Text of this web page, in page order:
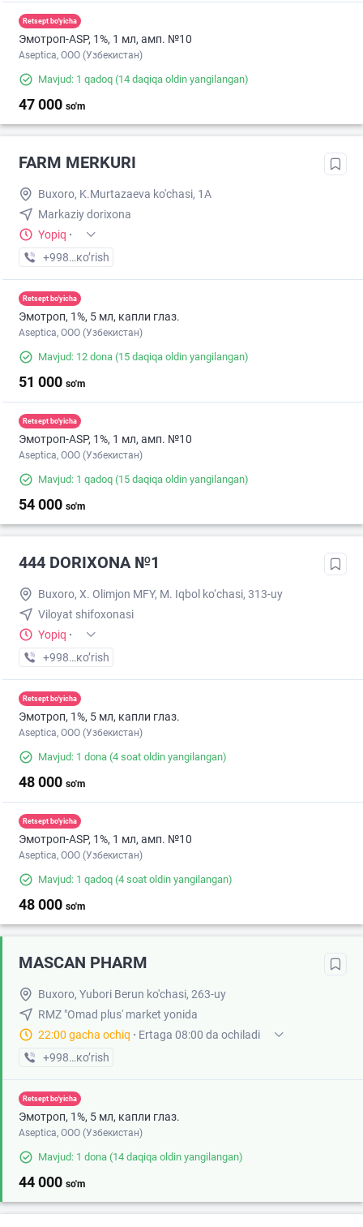
Retsept bo'yicha
Эмотроп-ASР, 1%, 1 мл, амп. №10
Aseptica, ООО (Узбекистан)
Mavjud: 1 qadoq (14 daqiqa oldin yangilangan)
47 000 so'm
FARM MERKURI
Buxoro, K.Murtazaeva ko'chasi, 1A
Markaziy dorixona
Yopiq ·
+998 (65) XXX-XX-XX
кo’rish
Retsept bo'yicha
Эмотроп, 1%, 5 мл, капли глаз.
Aseptica, ООО (Узбекистан)
Mavjud: 12 dona (15 daqiqa oldin yangilangan)
51 000 so'm
Retsept bo'yicha
Эмотроп-ASР, 1%, 1 мл, амп. №10
Aseptica, ООО (Узбекистан)
Mavjud: 1 qadoq (15 daqiqa oldin yangilangan)
54 000 so'm
444 DORIXONA №1
Buxoro, X. Olimjon MFY, M. Iqbol ko‘chasi, 313-uy
Viloyat shifoxonasi
Yopiq ·
+998 (99) XXX-XX-XX
кo’rish
Retsept bo'yicha
Эмотроп, 1%, 5 мл, капли глаз.
Aseptica, ООО (Узбекистан)
Mavjud: 1 dona (4 soat oldin yangilangan)
48 000 so'm
Retsept bo'yicha
Эмотроп-ASР, 1%, 1 мл, амп. №10
Aseptica, ООО (Узбекистан)
Mavjud: 1 qadoq (4 soat oldin yangilangan)
48 000 so'm
MASCAN PHARM
Buxoro, Yubori Berun ko'chasi, 263-uy
RMZ "Omad plus' market yonida
22:00 gacha ochiq · Ertaga 08:00 da ochiladi
+998 (97) XXX-XX-XX
кo’rish
Retsept bo'yicha
Эмотроп, 1%, 5 мл, капли глаз.
Aseptica, ООО (Узбекистан)
Mavjud: 1 dona (14 daqiqa oldin yangilangan)
44 000 so'm